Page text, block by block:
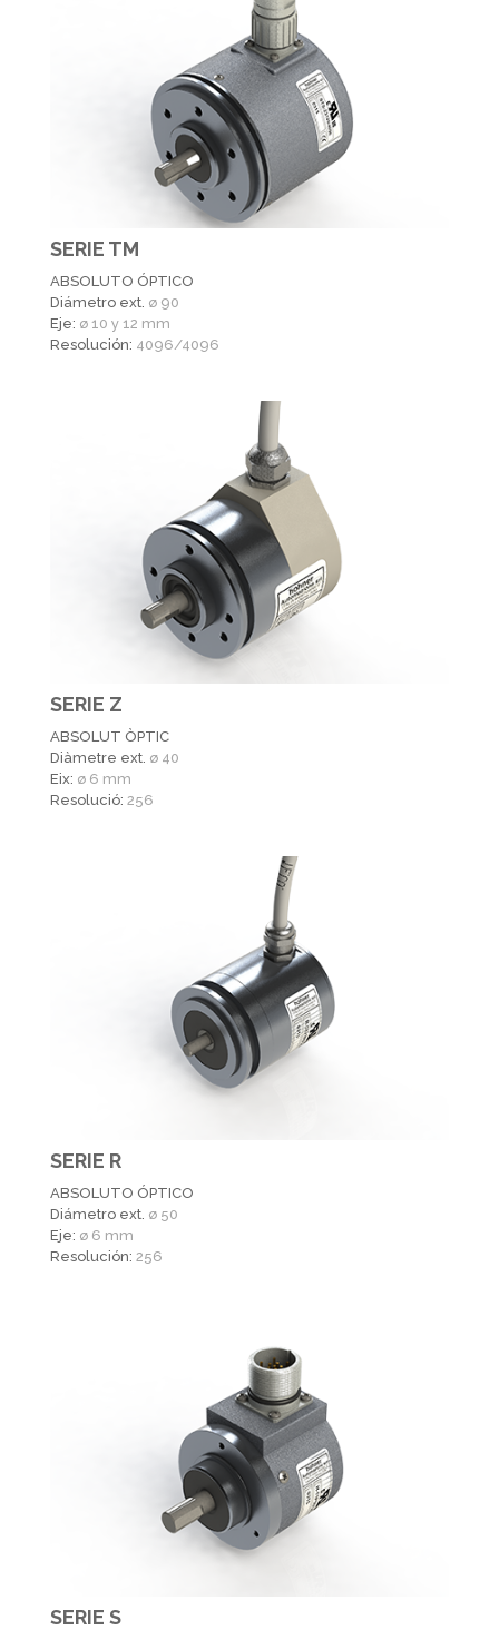
SERIE TM
ABSOLUTO ÓPTICO
Diámetro ext. ø 90
Eje: ø 10 y 12 mm
Resolución: 4096/4096
SERIE Z
ABSOLUT ÒPTIC
Diàmetre ext. ø 40
Eix: ø 6 mm
Resolució: 256
SERIE R
ABSOLUTO ÓPTICO
Diámetro ext. ø 50
Eje: ø 6 mm
Resolución: 256
SERIE S